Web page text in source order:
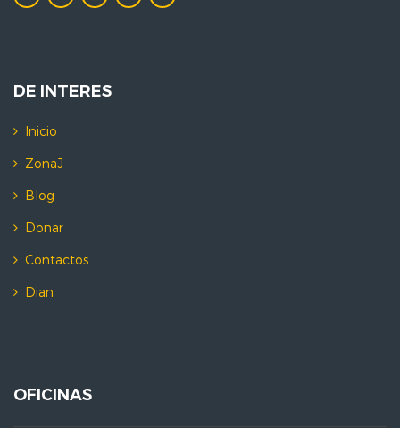
DE INTERES
Inicio
ZonaJ
Blog
Donar
Contactos
Dian
OFICINAS